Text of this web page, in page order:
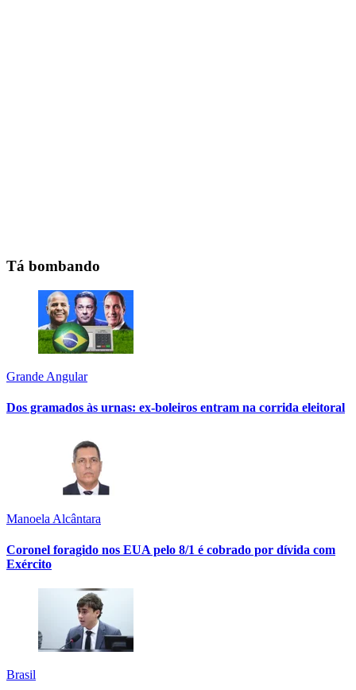
Tá bombando
Grande Angular
Dos gramados às urnas: ex-boleiros entram na corrida eleitoral
Manoela Alcântara
Coronel foragido nos EUA pelo 8/1 é cobrado por dívida com
Exército
Brasil